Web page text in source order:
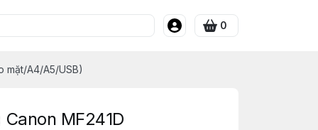
0
mặt/A4/A5/USB)
MF241D